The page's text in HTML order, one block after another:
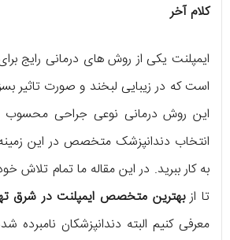
کلام آخر
ایمپلنت یکی از روش های درمانی رایج
است که در زیبایی لبخند و صورت تاثیر
این روش درمانی نوعی جراحی محسوب
انتخاب دندانپزشک متخصص در این
تا ازبهترین متخصص ایمپلنت در شرق
معرفی کنیم البته دندانپزشکان